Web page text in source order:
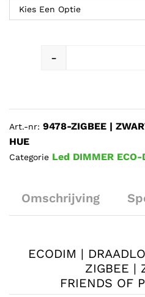
-
Art.-nr: 9478-ZIGBEE |
HUE
Categorie Led DIMMER ECO-
Omschrijving
ECODIM |
ZIGBEE |
FRIENDS OF